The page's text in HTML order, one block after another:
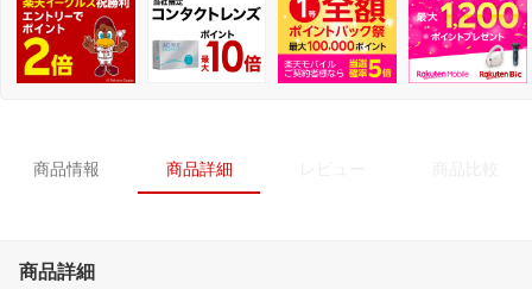
商品情報 商品詳細
商品詳細